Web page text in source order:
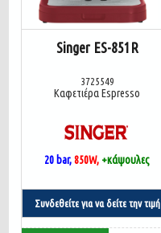
Singer ES-851R
3725549
Καφετιέρα Espresso
20 bar,850W, +κάψουλες
Συνδεθείτε για να δείτε την τιμή